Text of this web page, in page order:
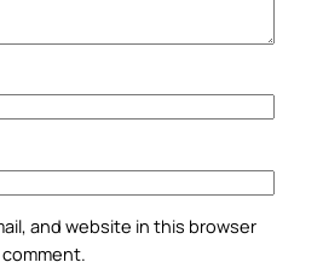
and website in this browser